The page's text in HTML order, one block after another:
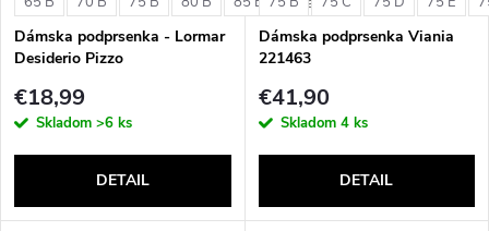
Dámska podprsenka - Lormar
Desiderio Pizzo
€18,99
Skladom >6 ks
DETAIL
Dámska podprsenka Viania
221463
€41,90
Skladom 4 ks
DETAIL